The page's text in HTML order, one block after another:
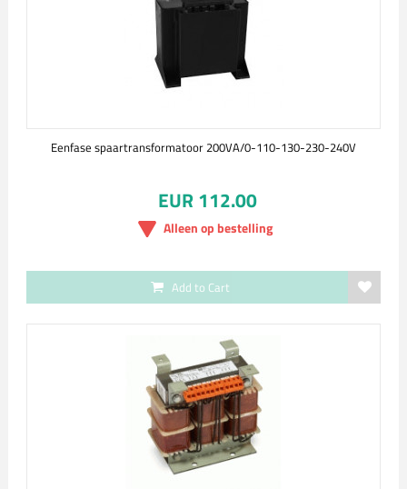
Eenfase spaartransformatoor 200VA/0-110-130-230-240V
EUR 112.00
Alleen op bestelling
Add to Cart